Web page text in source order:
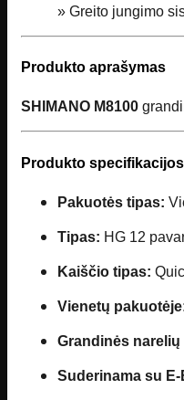
» Greito jungimo
Produkto aprašymas
SHIMANO M8100
Produkto specifikacijos
Pakuotės tipas:
Tipas: HG 12
Kaiščio tipas:
Vienetų
Grandinės
Suderinama su